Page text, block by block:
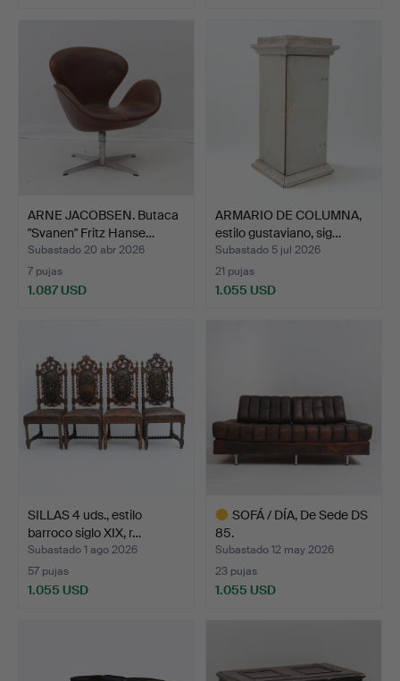
ARNE JACOBSEN. Butaca
"Svanen" Fritz Hanse…
Subastado 20 abr 2026
7 pujas
1.087 USD
ARMARIO DE COLUMNA,
estilo gustaviano, sig…
Subastado 5 jul 2026
21 pujas
1.055 USD
SILLAS 4 uds., estilo
barroco siglo XIX, r…
Subastado 1 ago 2026
57 pujas
1.055 USD
SOFÁ / DÍA, De Sede DS
85.
Subastado 12 may 2026
23 pujas
1.055 USD